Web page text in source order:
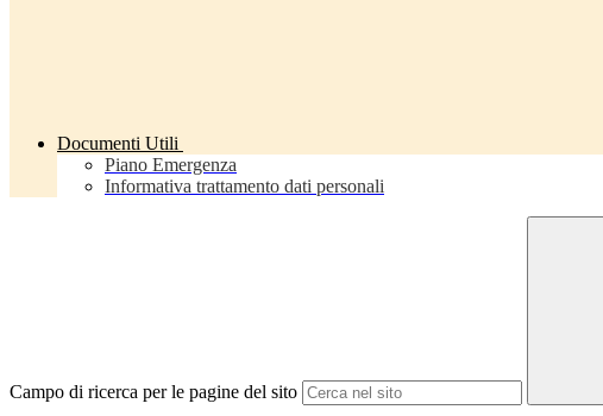
Documenti Utili
Piano Emergenza
Informativa trattamento dati personali
Campo di ricerca per le pagine del sito